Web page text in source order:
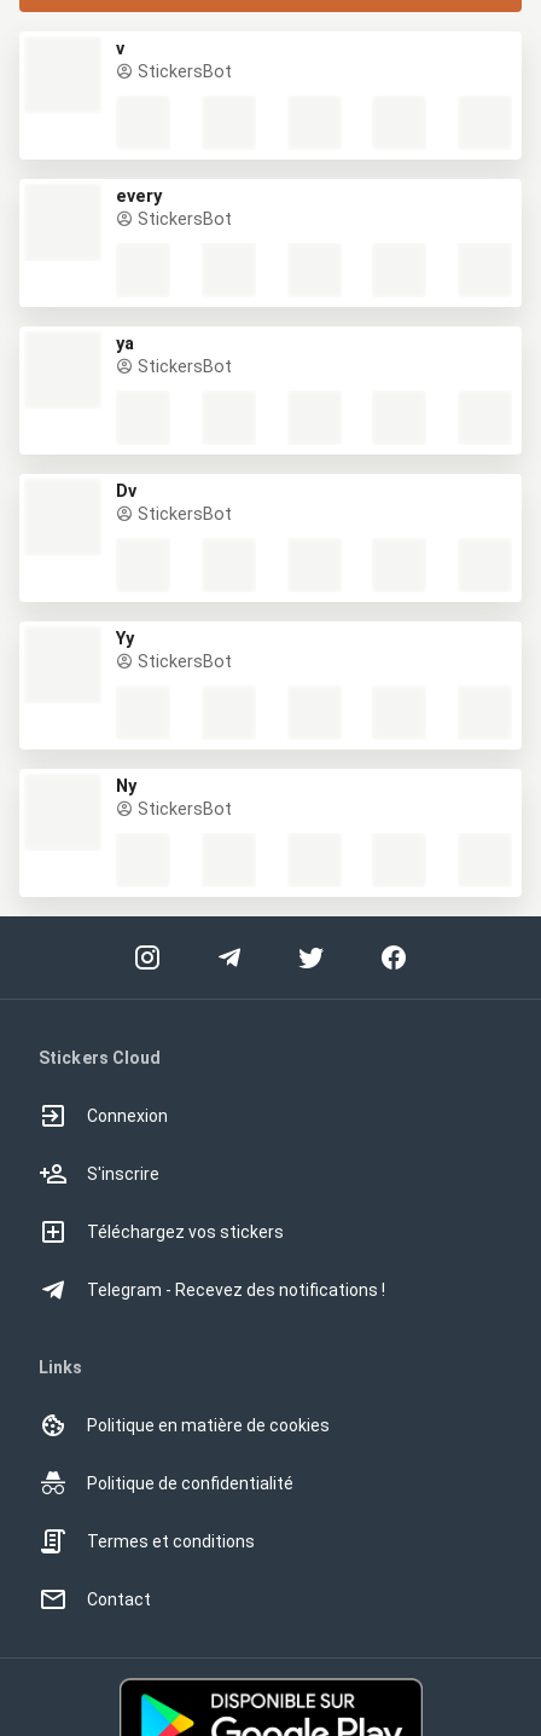
v
StickersBot
every
StickersBot
ya
StickersBot
Dv
StickersBot
Yy
StickersBot
Ny
StickersBot
Stickers Cloud
Connexion
S'inscrire
Téléchargez vos stickers
Telegram - Recevez des notifications !
Links
Politique en matière de cookies
Politique de confidentialité
Termes et conditions
Contact